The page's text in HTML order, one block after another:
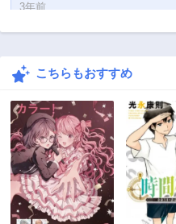
3年前
第31話
第29話
第27話
3年前
第25話
3年前
第23話
3年前
こちらもおすすめ